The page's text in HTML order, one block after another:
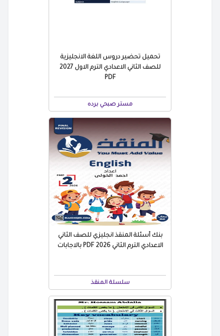
تحميل تحضير دروس اللغة الانجليزية
للصف الثاني الاعدادي الترم الاول 2027
PDF
مستر صبحي برده
بنك أسئلة المنقذ انجليزي للصف الثاني
الاعدادي الترم الثاني 2026 PDF بالاجابات
سلسلة المنقذ